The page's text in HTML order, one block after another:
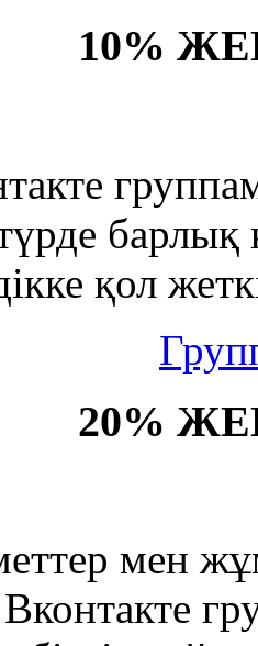
10%
қол
20%
мен
Вконтакте